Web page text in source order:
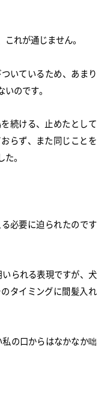
れが通じません。
いているため、あまり
のです。
続ける、 止めたとして
らず、 また同じことを
。
必要に迫られたのです
られる表現ですが、 犬
タイミングに間髪入れ
の口からはなかなか咄